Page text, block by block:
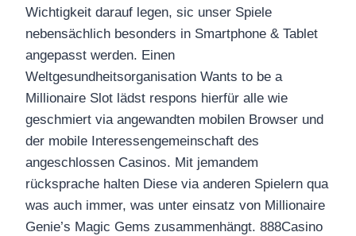
Wichtigkeit darauf legen, sic unser Spiele
nebensächlich besonders in Smartphone & Tablet
angepasst werden. Einen
Weltgesundheitsorganisation Wants to be a
Millionaire Slot lädst respons hierfür alle wie
geschmiert via angewandten mobilen Browser und
der mobile Interessengemeinschaft des
angeschlossen Casinos. Mit jemandem
rücksprache halten Diese via anderen Spielern qua
was auch immer, was unter einsatz von Millionaire
Genie’s Magic Gems zusammenhängt. 888Casino